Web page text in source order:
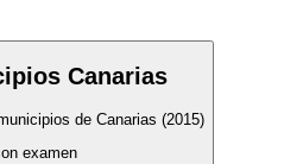
Canarias
de Canarias (2015)
examen